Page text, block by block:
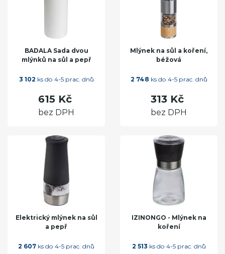
BADALA Sada dvou
mlýnků na sůl a pepř
3 102 ks do 4-5 prac. dnů
615 Kč
bez DPH
Mlýnek na sůl a koření,
béžová
2 748 ks do 4-5 prac. dnů
313 Kč
bez DPH
Elektrický mlýnek na sůl
a pepř
2 607 ks do 4-5 prac. dnů
IZINONGO - Mlýnek na
koření
2 513 ks do 4-5 prac. dnů